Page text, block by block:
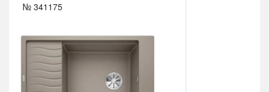
№ 341175